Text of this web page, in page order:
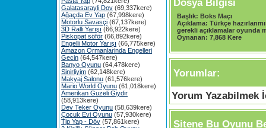
Galatasarayli Dov (69,337kere)
Ağaçda Ev Yap (67,998kere)
Motorlu Savasçi (67,137kere)
3D Ralli Yarışı (66,922kere)
Piskopat söför (66,892kere)
Engelli Motor Yarışı (66,775kere)
Amazon Ormanlarinda Engelleri
Gecin (64,547kere)
Banyo Oyunu (64,478kere)
Sinirliyim (62,148kere)
Makyaj Salonu (61,576kere)
Mario World Oyunu (61,018kere)
Amerikan Guzeli Giydir
(58,913kere)
Dev Teker Oyunu (58,639kere)
Çocuk Evi Oyunu (57,930kere)
Tip Yap - Döv (57,861kere)
Dosya Bilgisi
Başlık: Boks Maçı
Açıklama: Türkçe
gerekli açıklamalar oyunda
Oynanan: 7,868 Kere
Yorumlar:
Yorum Yazabilmek
Sitene Bu Oyunu